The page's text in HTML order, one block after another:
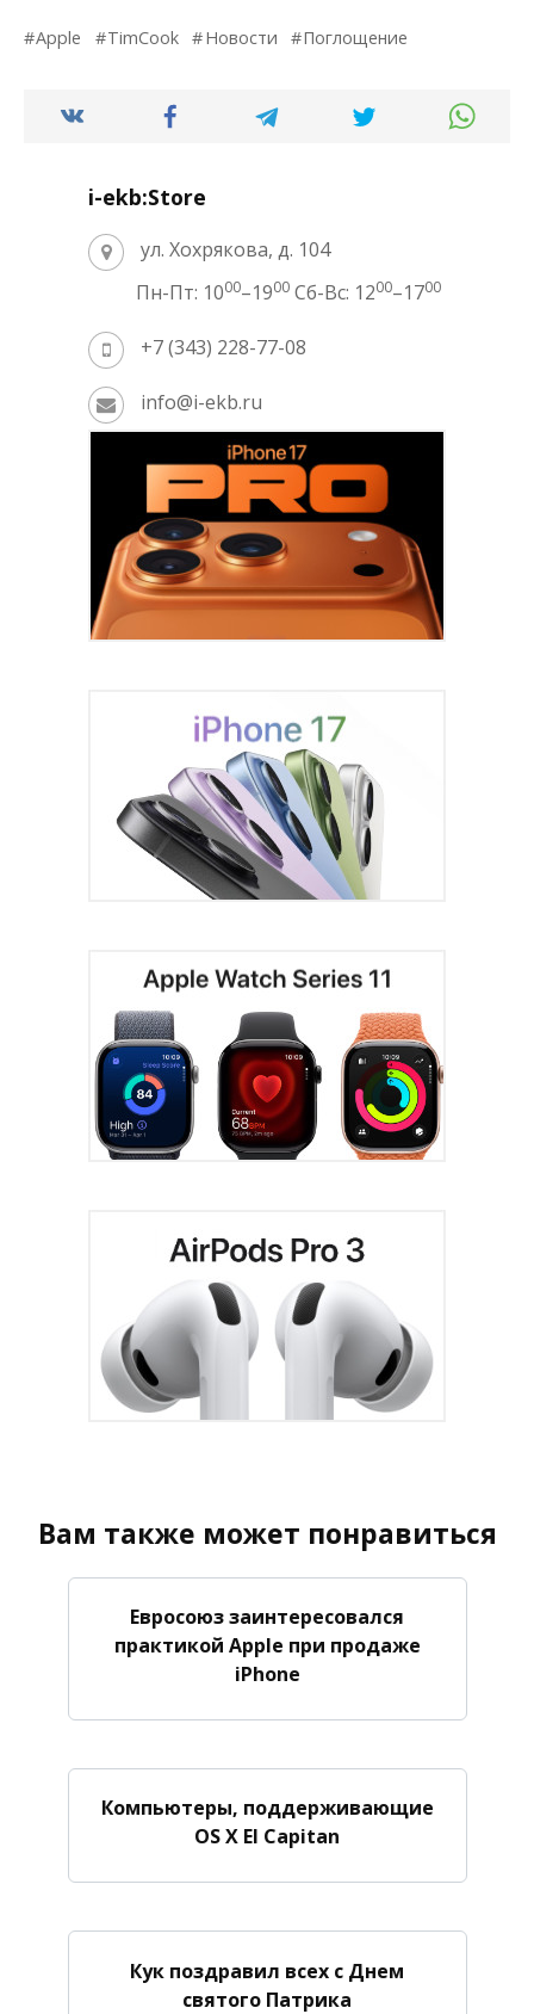
Apple TimCook Новости Поглощение
i-ekb:Store
ул. Хохрякова, д. 104
Пн-Пт: 1000–1900 Сб-Вс: 1200–1700
+7 (343) 228-77-08
info@i-ekb.ru
Вам также может понравиться
Евросоюз заинтересовался
практикой Apple при продаже
iPhone
Компьютеры, поддерживающие
OS X El Capitan
Кук поздравил всех с Днем
святого Патрика